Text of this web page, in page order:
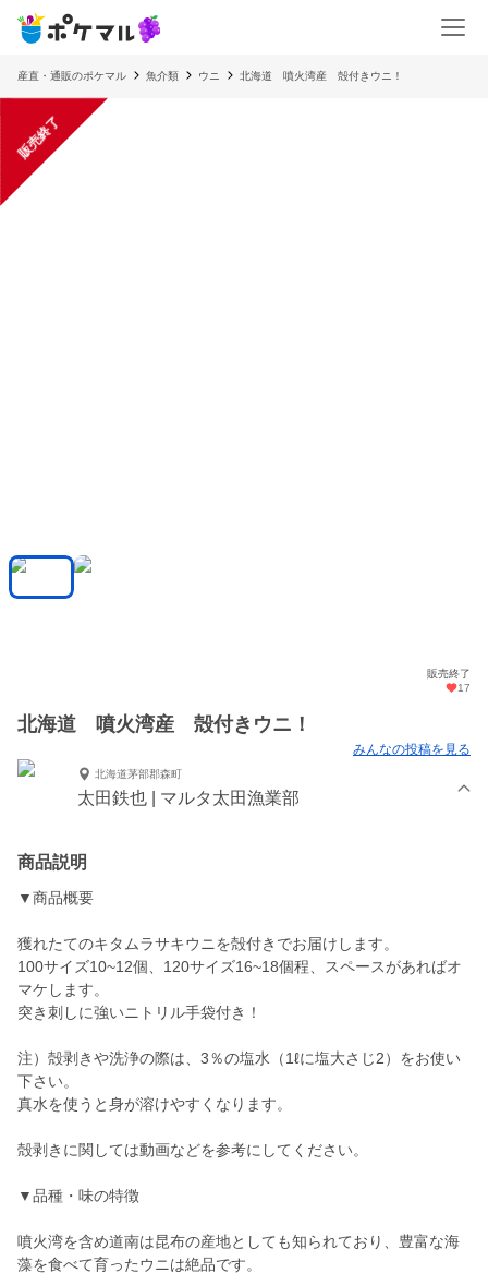
産直・通販のポケマル 魚介類 ウニ 北海道 噴火湾産 殻付きウニ！
販売終了
販売終了
17
北海道 噴火湾産 殻付きウニ！
みんなの投稿を見る
北海道茅部郡森町
太田鉄也 | マルタ太田漁業部
商品説明
▼商品概要
獲れたてのキタムラサキウニを殻付きでお届けします。
100サイズ10~12個、120サイズ16~18個程、スペースがあればオ
マケします。
突き刺しに強いニトリル手袋付き！
注）殻剥きや洗浄の際は、3％の塩水（1ℓに塩大さじ2）をお使い
下さい。
真水を使うと身が溶けやすくなります。
殻剥きに関しては動画などを参考にしてください。
▼品種・味の特徴
噴火湾を含め道南は昆布の産地としても知られており、豊富な海
藻を食べて育ったウニは絶品です。